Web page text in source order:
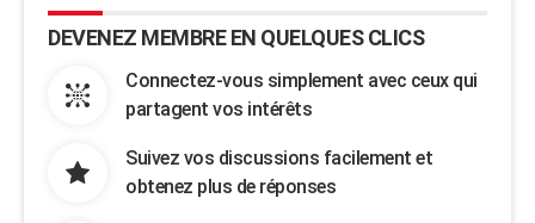
DEVENEZ MEMBRE EN QUELQUES CLICS
Connectez-vous simplement avec ceux qui
partagent vos intérêts
Suivez vos discussions facilement et
obtenez plus de réponses